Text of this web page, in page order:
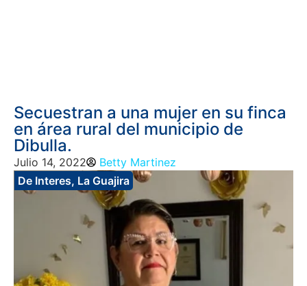
Secuestran a una mujer en su finca
en área rural del municipio de
Dibulla.
Julio 14, 2022
Betty Martinez
De Interes, La Guajira